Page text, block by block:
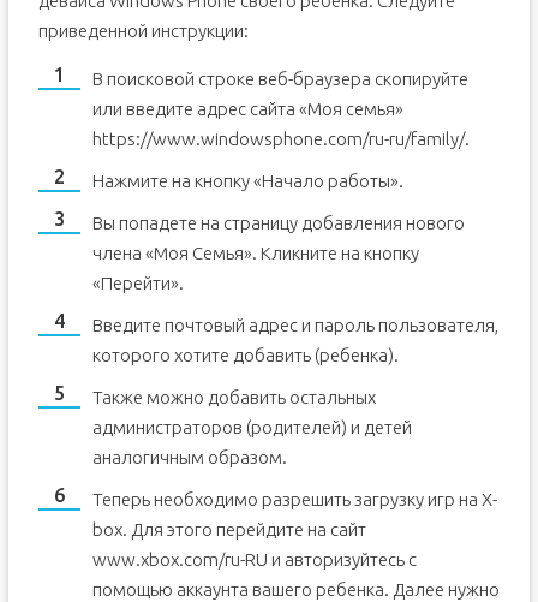
приведенной инструкции:
В поисковой строке веб-браузера скопируйте
или введите адрес сайта «Моя семья»
https://www.windowsphone.com/ru-ru/family/.
Нажмите на кнопку «Начало работы».
Вы попадете на страницу добавления нового
члена «Моя Семья». Кликните на кнопку
«Перейти».
Введите почтовый адрес и пароль пользователя,
которого хотите добавить (ребенка).
Также можно добавить остальных
администраторов (родителей) и детей
аналогичным образом.
Теперь необходимо разрешить загрузку игр на X-
box. Для этого перейдите на сайт
www.xbox.com/ru-RU и авторизуйтесь с
помощью аккаунта вашего ребенка. Далее нужно